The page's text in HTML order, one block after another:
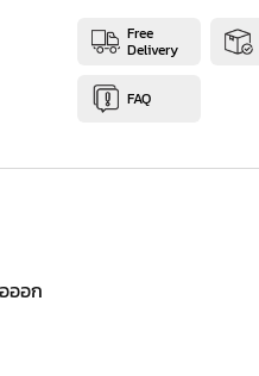
Free
Delivery
FAQ
ออก